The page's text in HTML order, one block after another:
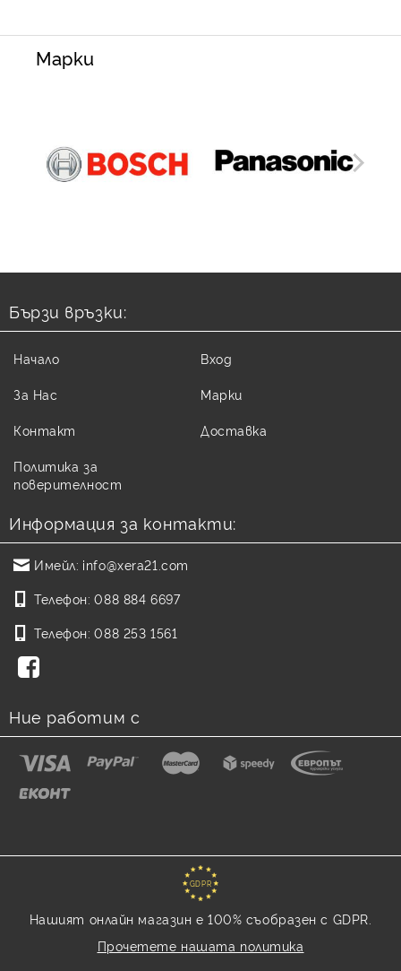
Марки
Бързи връзки:
Начало
За Нас
Контакт
Политика за
поверителност
Вход
Марки
Доставка
Информация за контакти:
Имейл: info@xera21.com
Телефон: 088 884 6697
Телефон: 088 253 1561
Ние работим с
GDPR
Нашият онлайн магазин е 100% съобразен с GDPR.
Прочетете нашата политика